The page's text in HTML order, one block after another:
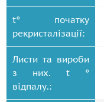
t° початку
рекристалізації:
Листи та вироби
з них. t °
відпалу.: